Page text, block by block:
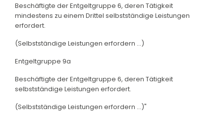
Beschäftigte der Entgeltgruppe 6, deren Tätigkeit
mindestens zu einem Drittel selbstständige Leistungen
erfordert.
(Selbstständige Leistungen erfordern ...)
Entgeltgruppe 9a
Beschäftigte der Entgeltgruppe 6, deren Tätigkeit
selbstständige Leistungen erfordert.
(Selbstständige Leistungen erfordern ...)"